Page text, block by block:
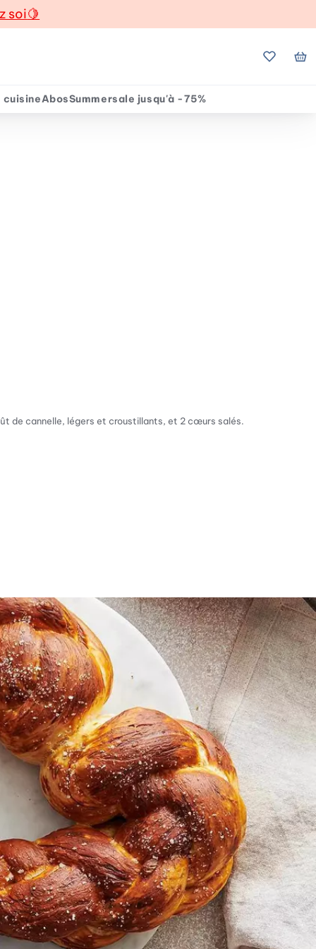
soi🍋
Mes
cuisineAbosSummersale jusqu'à -75%
de cannelle, légers et croustillants, et 2 cœurs salés.